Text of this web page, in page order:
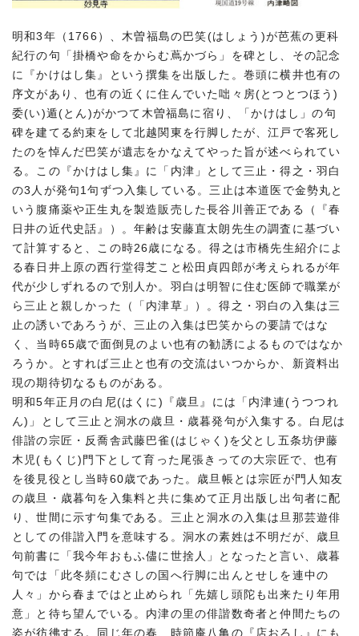
明和3年（1766）、木曽福島の巴笑(はしょう)が芭蕉の更科
紀行の句「掛橋や命をからむ蔦かづら」を碑とし、その記念
に『かけはし集』という撰集を出版した。巻頭に横井也有の
序文があり、也有の近くに住んでいた咄々房(とつとつほう)
委(い)遁(とん)がかつて木曽福島に宿り、「かけはし」の句
碑を建てる約束をして北越関東を行脚したが、江戸で客死し
たのを悼んだ巴笑が遺志をかなえてやった旨が述べられてい
る。この『かけはし集』に「内津」として三止・得之・羽白
の3人が発句1句ずつ入集している。三止は本道医で金勢丸と
いう腹痛薬や正生丸を製造販売した長谷川善正である（『春
日井の近代史話』）。年齢は安藤直太朗先生の調査に基づい
て計算すると、この時26歳になる。得之は市橋先生紹介によ
る春日井上原の西行堂得芝こと松田貞四郎が考えられるが年
代が少しずれるので別人か。羽白は明智に住む医師で職業が
ら三止と親しかった（「内津草」）。得之・羽白の入集は三
止の誘いであろうが、三止の入集は巴笑からの要請ではな
く、当時65歳で面倒見のよい也有の勧誘によるものではなか
ろうか。とすれば三止と也有の交流はいつからか、新資料出
現の期待切なるものがある。
明和5年正月の白尼(はくに)『歳旦』には「内津連(うつつれ
ん)」として三止と洞水の歳旦・歳暮発句が入集する。白尼は
俳諧の宗匠・反喬舎武藤巴雀(はじゃく)を父とし五条坊伊藤
木児(もくじ)門下として育った尾張きっての大宗匠で、也有
を後見役とし当時60歳であった。歳旦帳とは宗匠が門人知友
の歳旦・歳暮句を入集料と共に集めて正月出版し出句者に配
り、世間に示す句集である。三止と洞水の入集は旦那芸遊俳
としての俳諧入門を意味する。洞水の素姓は不明だが、歳旦
句前書に「我今年おもふ儘に世捨人」となったと言い、歳暮
句では「此冬頻にむさしの国へ行脚に出んとせしを連中の
人々」から春まではと止められ「先嬉し頭陀も出来たり年用
意」と待ち望んでいる。内津の里の俳諧数奇者と仲間たちの
姿が彷彿する。同じ年の春、時節庵八亀の『店おろし』にも